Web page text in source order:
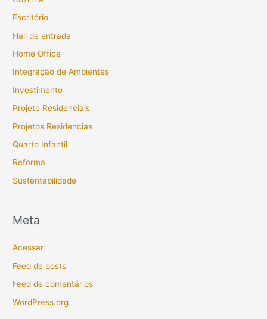
Escritório
Hall de entrada
Home Office
Integração de Ambientes
Investimento
Projeto Residenciais
Projetos Residencias
Quarto Infantil
Reforma
Sustentabilidade
Meta
Acessar
Feed de posts
Feed de comentários
WordPress.org